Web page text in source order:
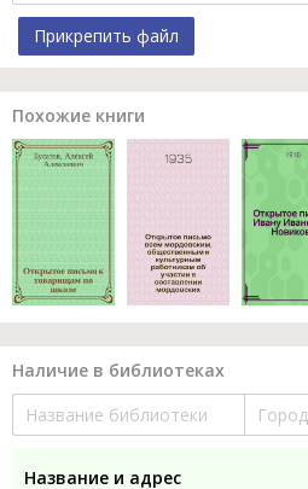
Прикрепить файл
Похожие книги
Наличие в библиотеках
Название и адрес